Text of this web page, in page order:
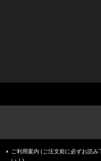
ご利用案内 (ご注文前に必ずお読み